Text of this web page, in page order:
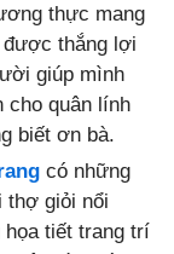
thực mang
được thắng lợi
giúp mình
cho quân lính
biết ơn bà.
có những
thợ giỏi nổi
họa tiết trang trí